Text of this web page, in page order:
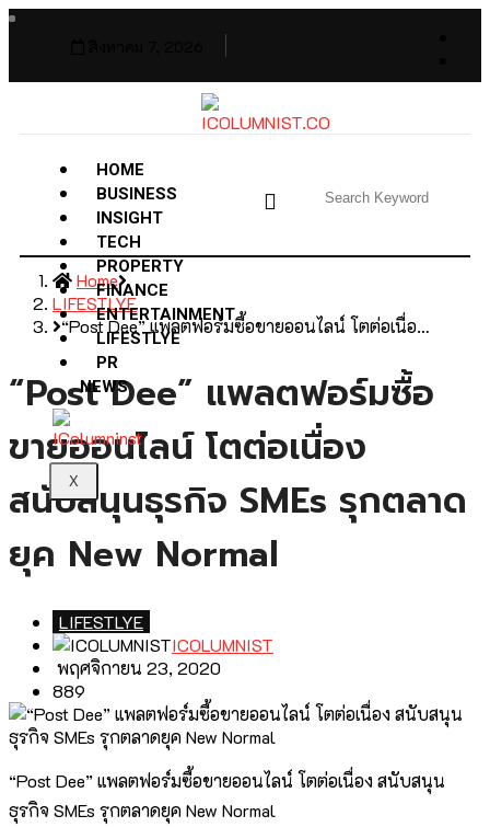
HOME
BUSINESS
INSIGHT
TECH
PROPERTY
FINANCE
ENTERTAINMENT
LIFESTLYE
PR
NEWS
X
Home
LIFESTLYE
“Post Dee” แพลตฟอร์มซื้อขายออนไลน์ โตต่อเนื่อ…
“Post Dee” แพลตฟอร์มซื้อ
ขายออนไลน์ โตต่อเนื่อง
สนับสนุนธุรกิจ SMEs รุกตลาด
ยุค New Normal
LIFESTLYE
ICOLUMNIST
พฤศจิกายน 23, 2020
889
“Post Dee” แพลตฟอร์มซื้อขายออนไลน์ โตต่อเนื่อง สนับสนุน
ธุรกิจ SMEs รุกตลาดยุค New Normal